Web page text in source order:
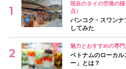
現在のタイの空港の
点）
バンコク・スワン
してみた
魅力とおすすめの専
ベトナムのローカ
ー」とは？